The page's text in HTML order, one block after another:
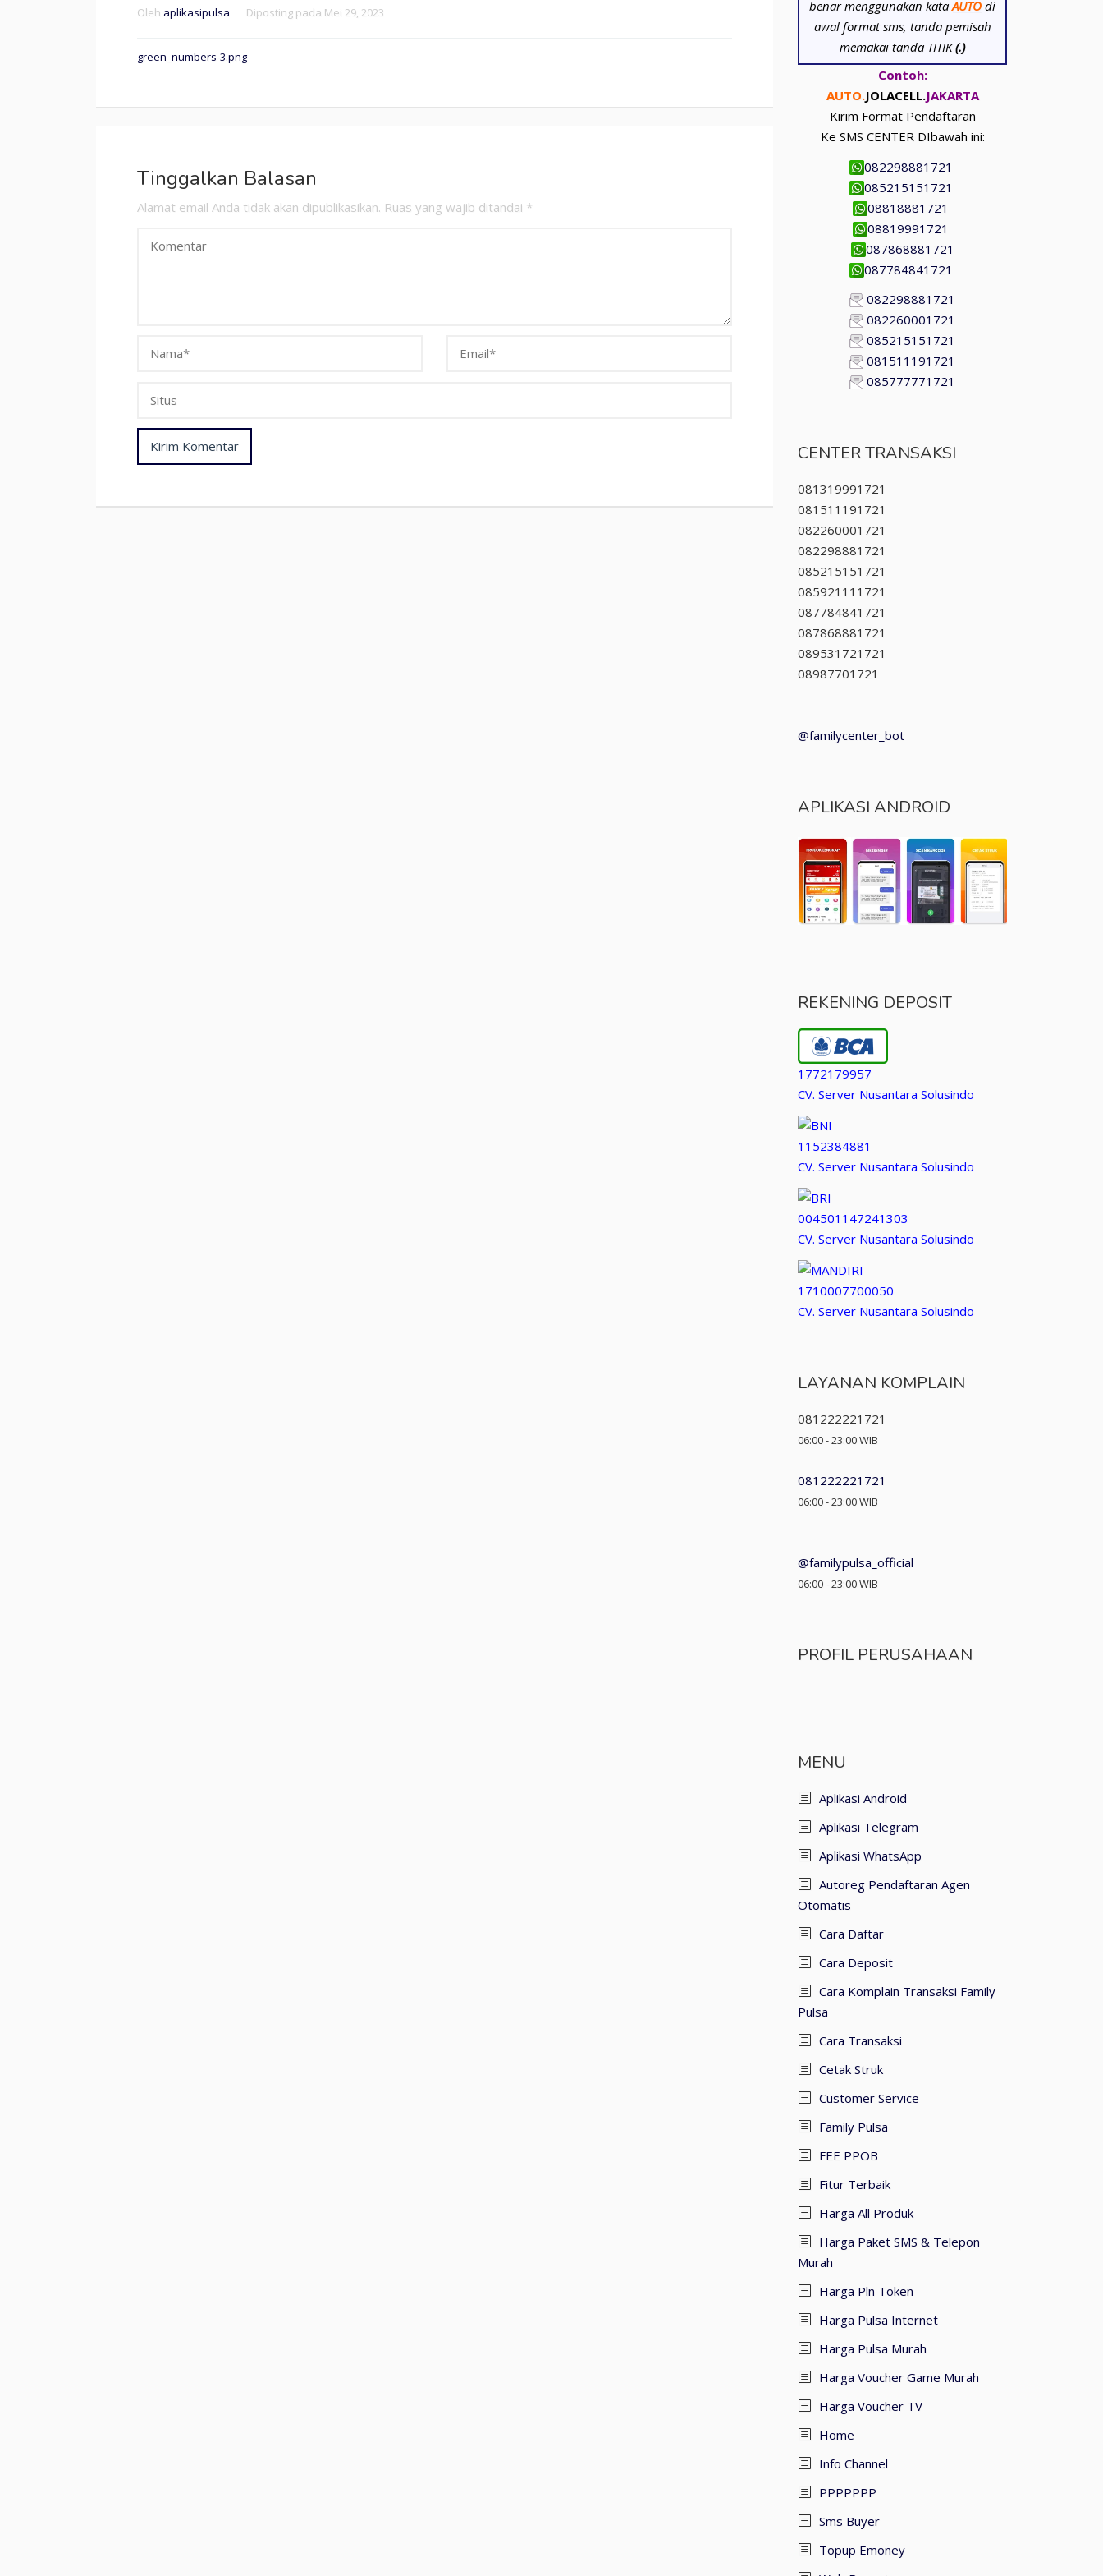
Oleh aplikasipulsa Diposting pada Mei 29, 2023
Navigasi
green_numbers-3.png
Tinggalkan Balasan
Alamat email Anda tidak akan dipublikasikan. Ruas yang wajib ditandai *
benar menggunakan kataAUTO di
awal format sms, tanda pemisah
memakai tanda TITIK(.)
Contoh:
AUTO.JOLACELL.JAKARTA
Kirim Format Pendaftaran
Ke SMS CENTER DIbawah ini:
082298881721
085215151721
08818881721
08819991721
087868881721
087784841721
082298881721
082260001721
085215151721
081511191721
085777771721
CENTER TRANSAKSI
081319991721
081511191721
082260001721
082298881721
085215151721
085921111721
087784841721
087868881721
089531721721
08987701721
@familycenter_bot
APLIKASI ANDROID
REKENING DEPOSIT
1772179957
CV. Server Nusantara Solusindo
1152384881
CV. Server Nusantara Solusindo
004501147241303
CV. Server Nusantara Solusindo
1710007700050
CV. Server Nusantara Solusindo
LAYANAN KOMPLAIN
081222221721
06:00 - 23:00 WIB
081222221721
06:00 - 23:00 WIB
@familypulsa_official
06:00 - 23:00 WIB
PROFIL PERUSAHAAN
MENU
Aplikasi Android
Aplikasi Telegram
Aplikasi WhatsApp
Autoreg Pendaftaran Agen
Otomatis
Cara Daftar
Cara Deposit
Cara Komplain Transaksi Family
Pulsa
Cara Transaksi
Cetak Struk
Customer Service
Family Pulsa
FEE PPOB
Fitur Terbaik
Harga All Produk
Harga Paket SMS & Telepon
Murah
Harga Pln Token
Harga Pulsa Internet
Harga Pulsa Murah
Harga Voucher Game Murah
Harga Voucher TV
Home
Info Channel
PPPPPPP
Sms Buyer
Topup Emoney